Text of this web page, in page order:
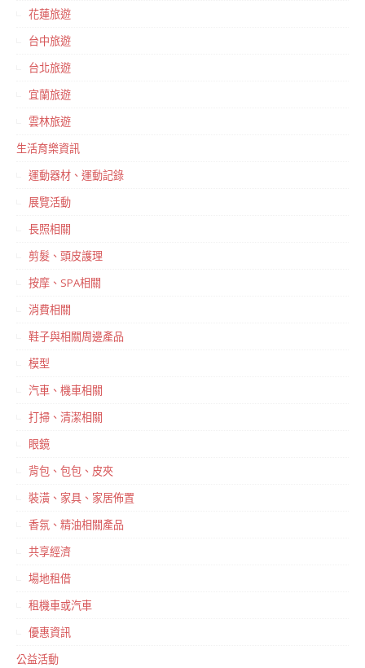
花蓮旅遊
台中旅遊
台北旅遊
宜蘭旅遊
雲林旅遊
生活育樂資訊
運動器材、運動記錄
展覽活動
長照相關
剪髮、頭皮護理
按摩、SPA相關
消費相關
鞋子與相關周邊產品
模型
汽車、機車相關
打掃、清潔相關
眼鏡
背包、包包、皮夾
裝潢、家具、家居佈置
香氛、精油相關產品
共享經濟
場地租借
租機車或汽車
優惠資訊
公益活動